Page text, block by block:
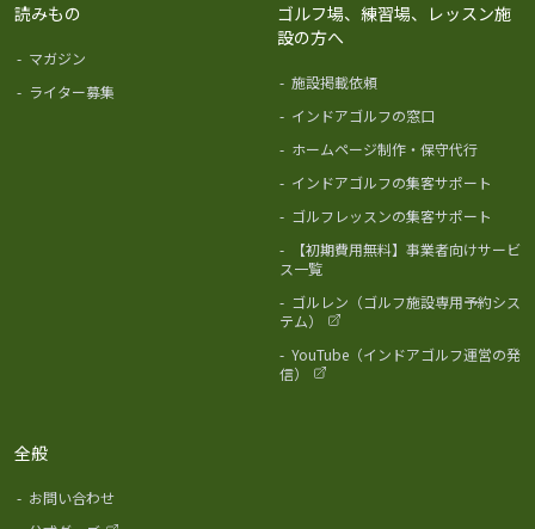
読みもの
- マガジン
- ライター募集
ゴルフ場、練習場、レッスン施
設の方へ
- 施設掲載依頼
- インドアゴルフの窓口
- ホームページ制作・保守代行
- インドアゴルフの集客サポート
- ゴルフレッスンの集客サポート
-
【初期費用無料】事業者向けサービ
ス一覧
- ゴルレン（ゴルフ施設専用予約シス
テム）
- YouTube（インドアゴルフ運営の発
信）
全般
- お問い合わせ